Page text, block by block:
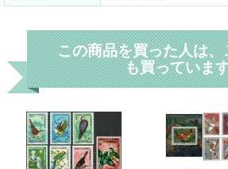
この商品を買った人は
も買っていま